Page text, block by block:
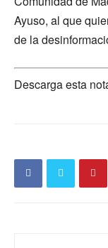
Ayuso, al que
de la
Descarga esta